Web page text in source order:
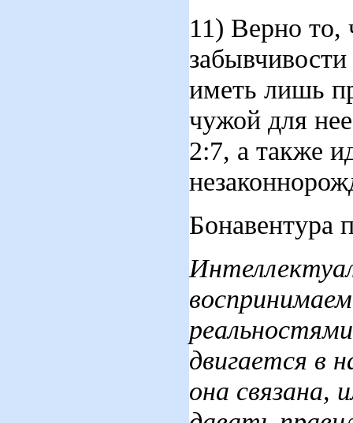
11) Верно то,
иметь лишь
чужой для
2:7, а также
Бонавентура
двигается в
она связана,